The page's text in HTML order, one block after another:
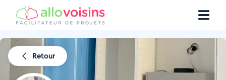
Retour